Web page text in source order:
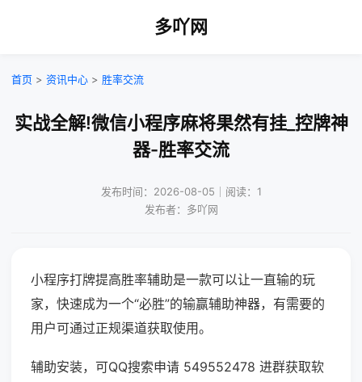
多吖网
首页 > 资讯中心 > 胜率交流
实战全解!微信小程序麻将果然有挂_控牌神
器-胜率交流
发布时间：2026-08-05｜阅读：1
发布者：多吖网
小程序打牌提高胜率辅助是一款可以让一直输的玩
家，快速成为一个“必胜”的输赢辅助神器，有需要的
用户可通过正规渠道获取使用。
辅助安装，可QQ搜索申请 549552478 进群获取软